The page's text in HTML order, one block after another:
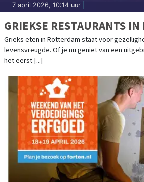
7 april 2026, 10:14 uur
GRIEKSE RESTAURANTS IN
Grieks eten in Rotterdam staat voor
levensvreugde. Of je nu geniet van een
het eerst [...]